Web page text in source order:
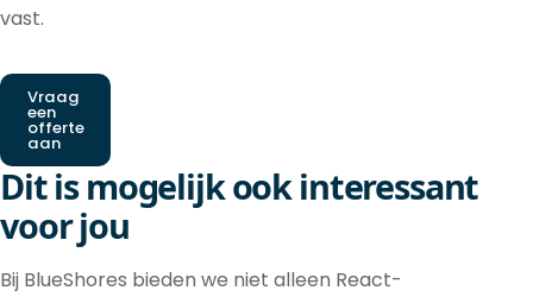
vast.
Vraag
een
offerte
aan
Dit is mogelijk ook interessant
voor jou
Bij BlueShores bieden we niet alleen React-